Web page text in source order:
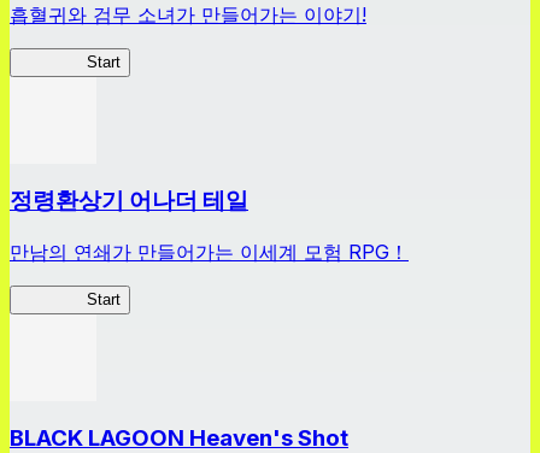
흡혈귀와 검무 소녀가 만들어가는 이야기!
Start
정령환상기 어나더 테일
만남의 연쇄가 만들어가는 이세계 모험 RPG！
Start
BLACK LAGOON Heaven's Shot